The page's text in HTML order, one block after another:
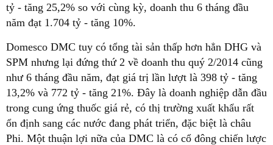
tỷ - tăng 25,2% so với cùng kỳ, doanh thu 6 tháng đầu
năm đạt 1.704 tỷ - tăng 10%.
Domesco DMC tuy có tổng tài sản thấp hơn hẳn DHG và
SPM nhưng lại đứng thứ 2 về doanh thu quý 2/2014 cũng
như 6 tháng đầu năm, đạt giá trị lần lượt là 398 tỷ - tăng
13,2% và 772 tỷ - tăng 21%. Đây là doanh nghiệp dẫn đầu
trong cung ứng thuốc giá rẻ, có thị trường xuất khẩu rất
ổn định sang các nước đang phát triển, đặc biệt là châu
Phi. Một thuận lợi nữa của DMC là có cổ đông chiến lược